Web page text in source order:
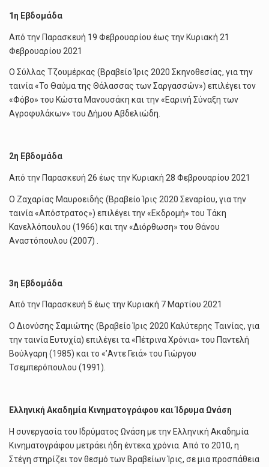
1η Εβδομάδα
Από την Παρασκευή 19 Φεβρουαρίου έως την Κυριακή 21
Φεβρουαρίου 2021
Ο Σύλλας Τζουμέρκας (Βραβείο Ίρις 2020 Σκηνοθεσίας, για την
ταινία «Το Θαύμα της Θάλασσας των Σαργασσών») επιλέγει τον
«Φόβο» του Κώστα Μανουσάκη και την «Εαρινή Σύναξη των
Αγροφυλάκων» του Δήμου Αβδελιώδη.
2η Εβδομάδα
Από την Παρασκευή 26 έως την Κυριακή 28 Φεβρουαρίου 2021
Ο Ζαχαρίας Μαυροειδής (Βραβείο Ίρις 2020 Σεναρίου, για την
ταινία «Απόστρατος») επιλέγει την «Εκδρομή» του Τάκη
Κανελλόπουλου (1966) και την «Διόρθωση» του Θάνου
Αναστόπουλου (2007) .
3η Εβδομάδα
Από την Παρασκευή 5 έως την Κυριακή 7 Μαρτίου 2021
Ο Διονύσης Σαμιώτης (Βραβείο Ίρις 2020 Καλύτερης Ταινίας, για
την ταινία Ευτυχία) επιλέγει τα «Πέτρινα Χρόνια» του Παντελή
Βούλγαρη (1985) και το «’Αντε Γειά» του Γιώργου
Τσεμπερόπουλου (1991).
Ελληνική Ακαδημία Κινηματογράφου και Ίδρυμα Ωνάση
H συνεργασία του Ιδρύματος Ωνάση με την Ελληνική Ακαδημία
Κινηματογράφου μετράει ήδη έντεκα χρόνια. Από το 2010, η
Στέγη στηρίζει τον θεσμό των Βραβείων Ίρις, σε μια προσπάθεια